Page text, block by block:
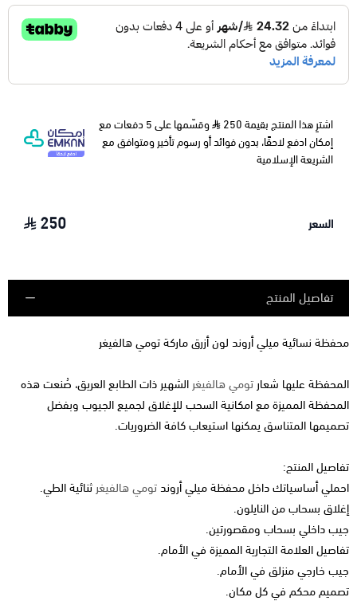
اشترِ هذا المنتج بقيمة 250
وقسّمها على 5 دفعات مع
إمكان ادفع لاحقًا، بدون فوائد أو رسوم تأخير ومتوافق مع
الشريعة الإسلامية
السعر 250
تفاصيل المنتج
محفظة نسائية ميلي أروند لون أزرق ماركة تومي هالفيغر
المحفظة عليها شعار تومي هالفيغر الشهير ذات الطابع العريق، صُنعت هذه
المحفظة المميزة مع امكانية السحب للإغلاق لجميع الجيوب وبفضل
تصميمها المتناسق يمكنها استيعاب كافة الضروريات.
تفاصيل المنتج:
احملي أساسياتك داخل محفظة ميلي أروندتومي هالفيغر ثنائية الطي.
إغلاق بسحاب من النايلون.
جيب داخلي بسحاب ومقصورتين.
تفاصيل العلامة التجارية المميزة في الأمام.
جيب خارجي منزلق في الأمام.
تصميم محكم في كل مكان.